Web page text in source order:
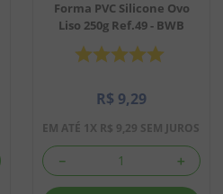
Forma PVC Silicone Ovo
Liso 250g Ref.49 - BWB
R$ 9,29
EM ATÉ 1X R$ 9,29 SEM JUROS
＋
－